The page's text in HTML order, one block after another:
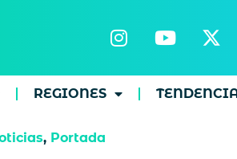
REGIONES
, Portada